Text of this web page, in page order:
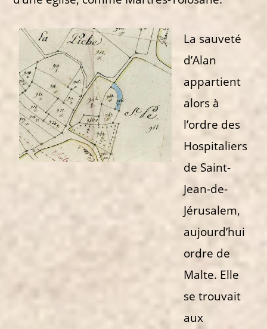
La sauveté
d’Alan
appartient
alors à
l’ordre des
Hospitaliers
de Saint-
Jean-de-
Jérusalem,
aujourd’hui
ordre de
Malte. Elle
se trouvait
aux